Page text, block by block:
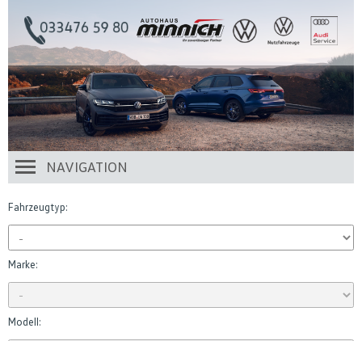
NAVIGATION
Fahrzeugtyp:
Marke:
Modell: